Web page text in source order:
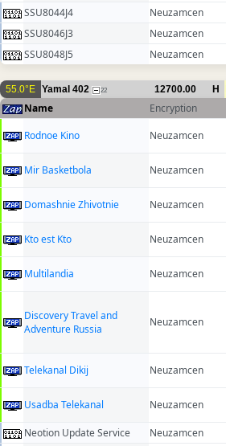
SSU8044J4 Neuzamcen
SSU8046J3
Neuzamcen
SSU8048J5
Neuzamcen
55.0°E Yamal 402 22 12700.00 H
Name Encryption
Rodnoe Kino
Neuzamcen
Mir Basketbola Neuzamcen
Domashnie Zhivotnie Neuzamcen
Kto est Kto Neuzamcen
Multilandia Neuzamcen
Discovery Travel and
Adventure Russia
Neuzamcen
Telekanal Dikij Neuzamcen
Usadba Telekanal Neuzamcen
Neotion Update Service Neuzamcen